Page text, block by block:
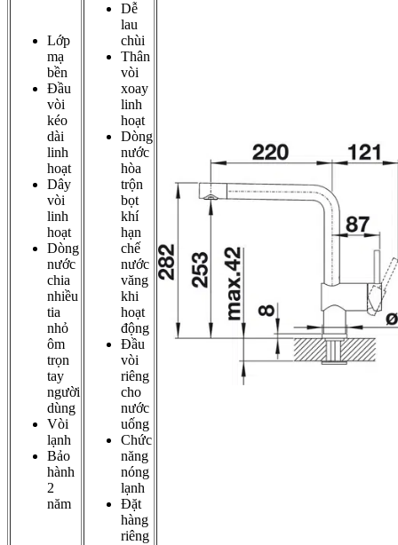
Lớp
mạ
bền
Đầu
vòi
kéo
dài
linh
hoạt
Dây
vòi
linh
hoạt
Dòng
nước
chia
nhiều
tia
nhỏ
ôm
trọn
tay
người
dùng
Vòi
lạnh
Bảo
hành
2
năm
Dễ
lau
chùi
Thân
vòi
xoay
linh
hoạt
Dòng
nước
hòa
trộn
bọt
khí
hạn
chế
nước
văng
khi
hoạt
động
Đầu
vòi
riêng
cho
nước
uống
Chức
năng
nóng
lạnh
Đặt
hàng
riêng